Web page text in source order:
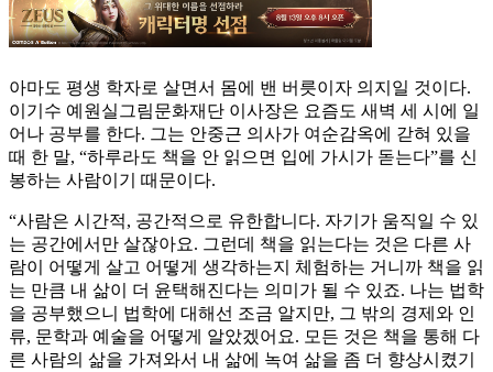
아마도 평생 학자로 살면서 몸에 밴 버릇이자 의지일 것이다.
이기수 예원실그림문화재단 이사장은 요즘도 새벽 세 시에 일
어나 공부를 한다. 그는 안중근 의사가 여순감옥에 갇혀 있을
때 한 말, “하루라도 책을 안 읽으면 입에 가시가 돋는다”를 신
봉하는 사람이기 때문이다.
“사람은 시간적, 공간적으로 유한합니다. 자기가 움직일 수 있
는 공간에서만 살잖아요. 그런데 책을 읽는다는 것은 다른 사
람이 어떻게 살고 어떻게 생각하는지 체험하는 거니까 책을 읽
는 만큼 내 삶이 더 윤택해진다는 의미가 될 수 있죠. 나는 법학
을 공부했으니 법학에 대해선 조금 알지만, 그 밖의 경제와 인
류, 문학과 예술을 어떻게 알았겠어요. 모든 것은 책을 통해 다
른 사람의 삶을 가져와서 내 삶에 녹여 삶을 좀 더 향상시켰기